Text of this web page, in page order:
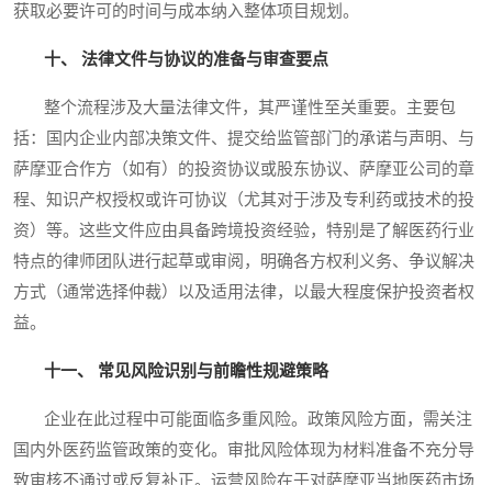
获取必要许可的时间与成本纳入整体项目规划。
十、 法律文件与协议的准备与审查要点
整个流程涉及大量法律文件，其严谨性至关重要。主要包
括：国内企业内部决策文件、提交给监管部门的承诺与声明、与
萨摩亚合作方（如有）的投资协议或股东协议、萨摩亚公司的章
程、知识产权授权或许可协议（尤其对于涉及专利药或技术的投
资）等。这些文件应由具备跨境投资经验，特别是了解医药行业
特点的律师团队进行起草或审阅，明确各方权利义务、争议解决
方式（通常选择仲裁）以及适用法律，以最大程度保护投资者权
益。
十一、 常见风险识别与前瞻性规避策略
企业在此过程中可能面临多重风险。政策风险方面，需关注
国内外医药监管政策的变化。审批风险体现为材料准备不充分导
致审核不通过或反复补正。运营风险在于对萨摩亚当地医药市场